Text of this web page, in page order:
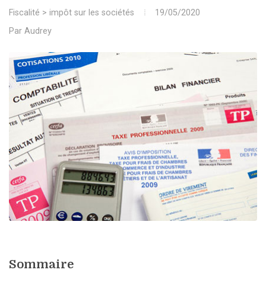
Fiscalité > impôt sur les sociétés
19/05/2020
Par Audrey
Sommaire